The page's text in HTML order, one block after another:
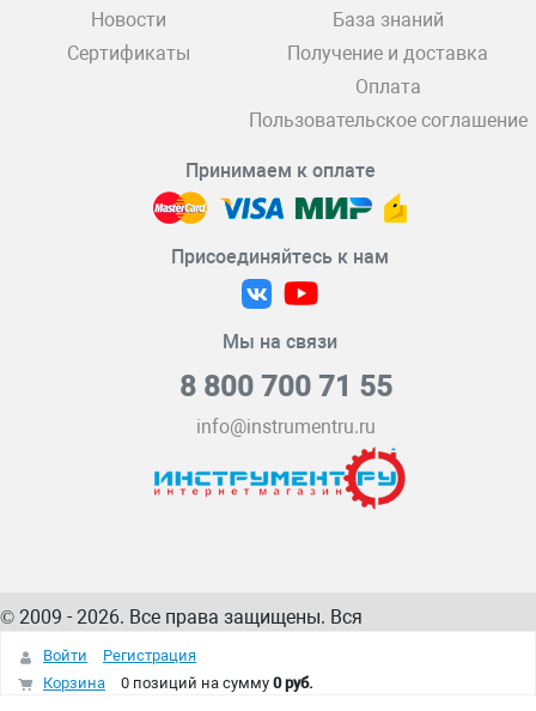
Новости
Сертификаты
База знаний
Получение и доставка
Оплата
Пользовательское соглашение
Принимаем к оплате
Присоединяйтесь к нам
Мы на связи
8 800 700 71 55
info@instrumentru.ru
© 2009 - 2026. Все права защищены. Вся
информация на сайте – собственность
интернет-магазина
Войти
Регистрация
Корзина
0 позиций на сумму 0 руб.